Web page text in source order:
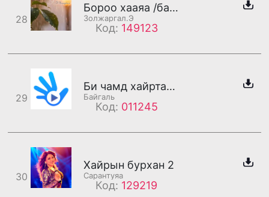
28
Бороо хааяа /бадаг/
Золжаргал.Э
Код: 149123
29
Би чамд хайртай киноны ая
Байгаль
Код: 011245
30
Хайрын бурхан 2
Сарантуяа
Код: 129219